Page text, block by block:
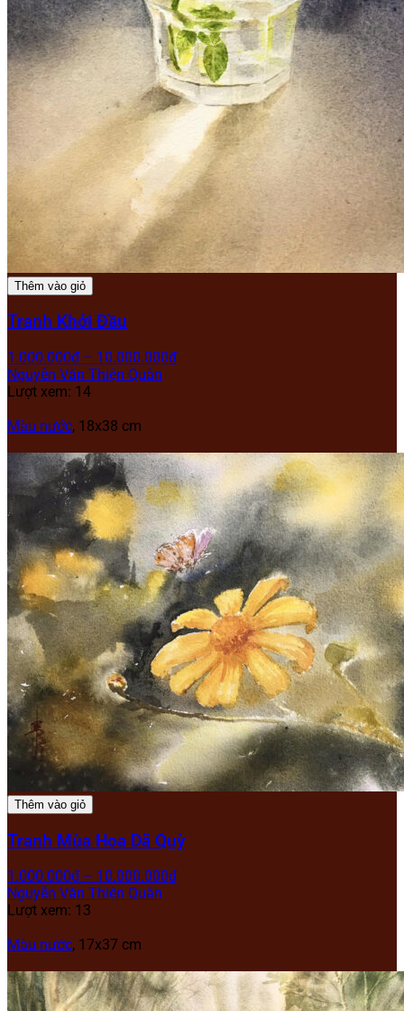
Thêm vào giỏ
Tranh Khởi Đầu
1.000.000₫ – 10.000.000₫
Nguyễn Văn Thiện Quân
Lượt xem: 14
Màu nước, 18x38 cm
Thêm vào giỏ
Tranh Mùa Hoa Dã Quỳ
1.000.000₫ – 10.000.000₫
Nguyễn Văn Thiện Quân
Lượt xem: 13
Màu nước, 17x37 cm